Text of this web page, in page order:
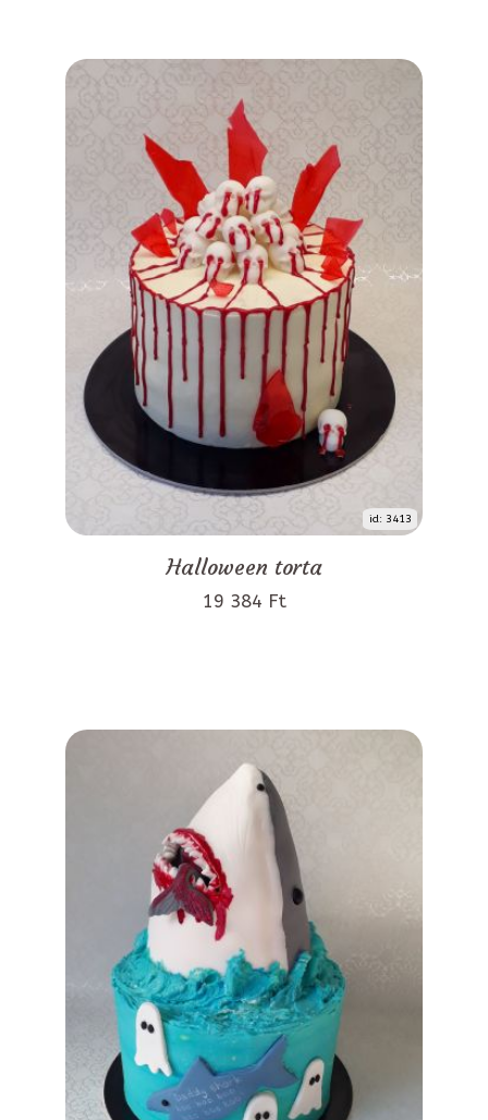
id: 3413
Halloween torta
19 384 Ft